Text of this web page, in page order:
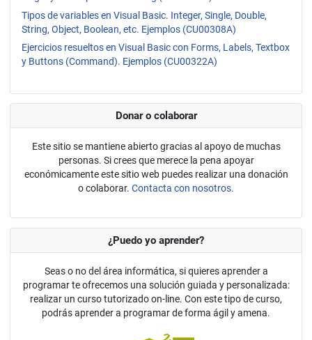
Tipos de variables en Visual Basic. Integer, Single, Double,
String, Object, Boolean, etc. Ejemplos (CU00308A)
Ejercicios resueltos en Visual Basic con Forms, Labels, Textbox
y Buttons (Command). Ejemplos (CU00322A)
Donar o colaborar
Este sitio se mantiene abierto gracias al apoyo de muchas
personas. Si crees que merece la pena apoyar
económicamente este sitio web puedes realizar una donación
o colaborar. Contacta con nosotros.
¿Puedo yo aprender?
Seas o no del área informática, si quieres aprender a
programar te ofrecemos una solución guiada y personalizada:
realizar un curso tutorizado on-line. Con este tipo de curso,
podrás aprender a programar de forma ágil y amena.